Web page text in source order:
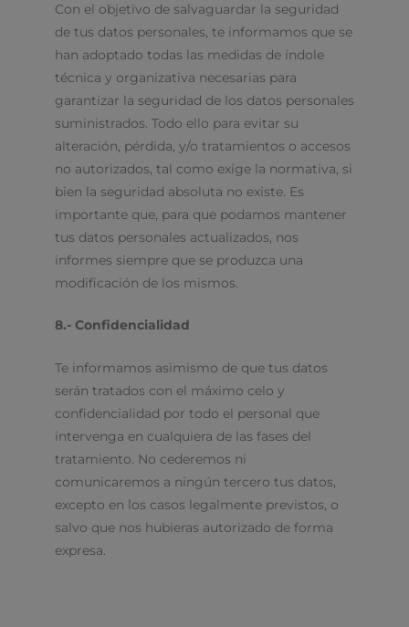
Con el objetivo de salvaguardar la seguridad
de tus datos personales, te informamos que se
han adoptado todas las medidas de índole
técnica y organizativa necesarias para
garantizar la seguridad de los datos personales
suministrados. Todo ello para evitar su
alteración, pérdida, y/o tratamientos o accesos
no autorizados, tal como exige la normativa, si
bien la seguridad absoluta no existe. Es
importante que, para que podamos mantener
tus datos personales actualizados, nos
informes siempre que se produzca una
modificación de los mismos.
8.- Confidencialidad
Te informamos asimismo de que tus datos
serán tratados con el máximo celo y
confidencialidad por todo el personal que
intervenga en cualquiera de las fases del
tratamiento. No cederemos ni
comunicaremos a ningún tercero tus datos,
excepto en los casos legalmente previstos, o
salvo que nos hubieras autorizado de forma
expresa.